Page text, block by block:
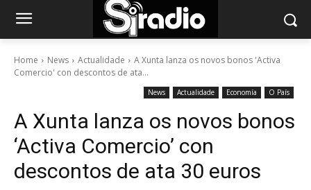
Home News Actualidade
A Xunta lanza os novos bonos 'Activa
Comercio' con descontos de ata...
News Actualidade Economía O País
A Xunta lanza os novos bonos
‘Activa Comercio’ con
descontos de ata 30 euros